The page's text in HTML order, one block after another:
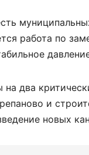
работа по
на два
и
новых